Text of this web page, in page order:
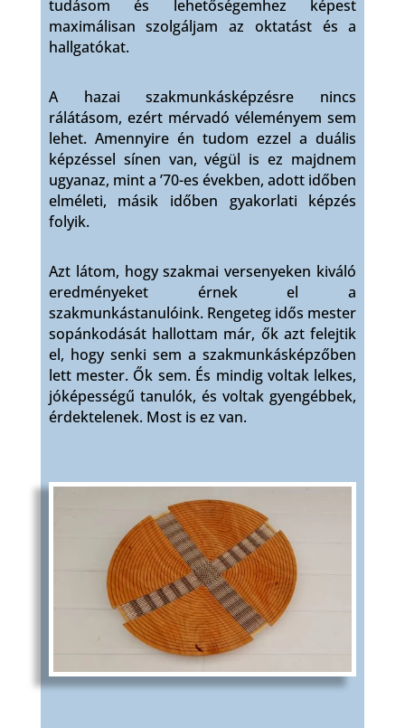
tudásom és lehetőségemhez képest
maximálisan szolgáljam az oktatást és a
hallgatókat.
A hazai szakmunkásképzésre nincs
rálátásom, ezért mérvadó véleményem sem
lehet. Amennyire én tudom ezzel a duális
képzéssel sínen van, végül is ez majdnem
ugyanaz, mint a ’70-es években, adott időben
elméleti, másik időben gyakorlati képzés
folyik.
Azt látom, hogy szakmai versenyeken kiváló
eredményeket érnek el a
szakmunkástanulóink. Rengeteg idős mester
sopánkodását hallottam már, ők azt felejtik
el, hogy senki sem a szakmunkásképzőben
lett mester. Ők sem. És mindig voltak lelkes,
jóképességű tanulók, és voltak gyengébbek,
érdektelenek. Most is ez van.